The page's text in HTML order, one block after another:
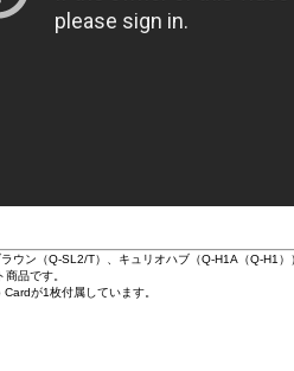
ウン（Q-SL2/T）、キュリオハブ（Q-H1A（Q-H1
商品です。
が1枚付属しています。